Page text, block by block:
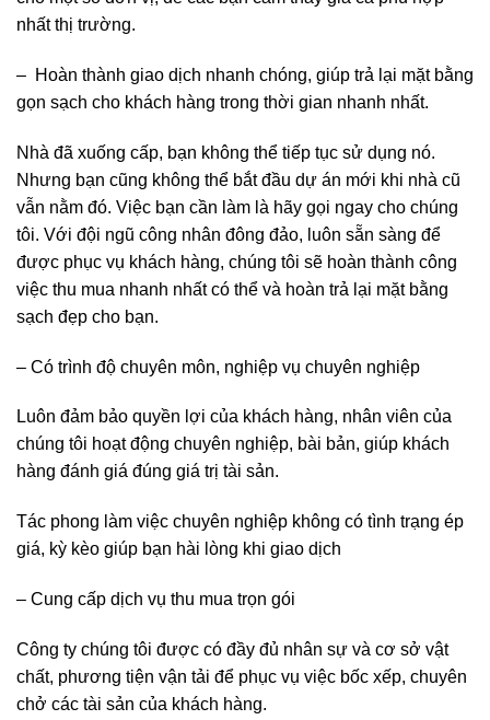
nhất thị trường.
– Hoàn thành giao dịch nhanh chóng, giúp trả lại mặt bằng
gọn sạch cho khách hàng trong thời gian nhanh nhất.
Nhà đã xuống cấp, bạn không thể tiếp tục sử dụng nó.
Nhưng bạn cũng không thể bắt đầu dự án mới khi nhà cũ
vẫn nằm đó. Việc bạn cần làm là hãy gọi ngay cho chúng
tôi. Với đội ngũ công nhân đông đảo, luôn sẵn sàng để
được phục vụ khách hàng, chúng tôi sẽ hoàn thành công
việc thu mua nhanh nhất có thể và hoàn trả lại mặt bằng
sạch đẹp cho bạn.
– Có trình độ chuyên môn, nghiệp vụ chuyên nghiệp
Luôn đảm bảo quyền lợi của khách hàng, nhân viên của
chúng tôi hoạt động chuyên nghiệp, bài bản, giúp khách
hàng đánh giá đúng giá trị tài sản.
Tác phong làm việc chuyên nghiệp không có tình trạng ép
giá, kỳ kèo giúp bạn hài lòng khi giao dịch
– Cung cấp dịch vụ thu mua trọn gói
Công ty chúng tôi được có đầy đủ nhân sự và cơ sở vật
chất, phương tiện vận tải để phục vụ việc bốc xếp, chuyên
chở các tài sản của khách hàng.